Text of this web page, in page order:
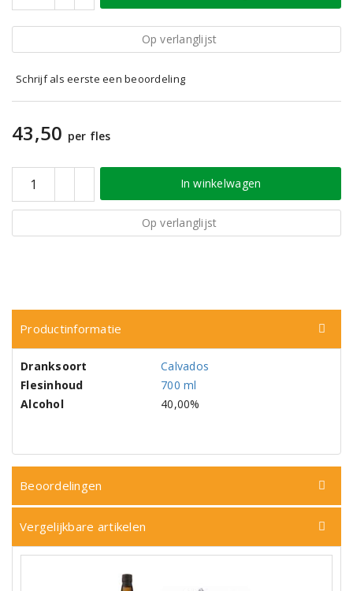
Op verlanglijst
Schrijf als eerste een beoordeling
43,50 per fles
In winkelwagen
Op verlanglijst
Productinformatie
Dranksoort
Calvados
Flesinhoud
700 ml
Alcohol
40,00%
Beoordelingen
Vergelijkbare artikelen